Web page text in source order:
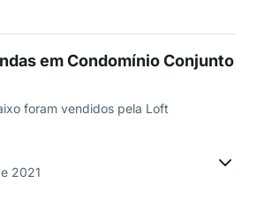
em Condomínio Conjunto
foram vendidos pela Loft
2021